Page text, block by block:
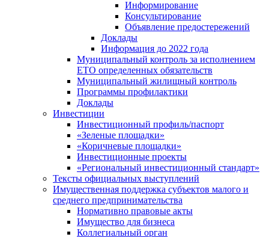
Информирование
Консультирование
Объявление предостережений
Доклады
Информация до 2022 года
Муниципальный контроль за исполнением
ЕТО определенных обязательств
Муниципальный жилищный контроль
Программы профилактики
Доклады
Инвестиции
Инвестиционный профиль/паспорт
«Зеленые площадки»
«Коричневые площадки»
Инвестиционные проекты
«Региональный инвестиционный стандарт»
Тексты официальных выступлений
Имущественная поддержка субъектов малого и
среднего предпринимательства
Нормативно правовые акты
Имущество для бизнеса
Коллегиальный орган